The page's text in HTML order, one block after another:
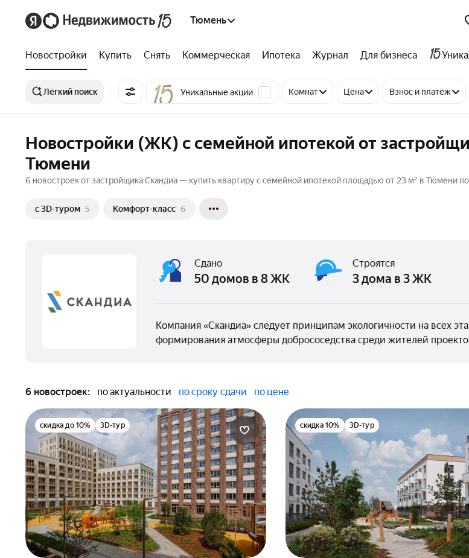
Тюмень
Новостройки Купить Снять Коммерческая Ипотека Журнал Для бизнеса
Лёгкий поиск Уникальные акции Комнат Цена Взнос и платёж
Новостройки (ЖК) с семейной ипотекой от
Тюмени
6 новостроек от застройщика Скандиа — купить квартиру с семейной ипотекой площадью от 23 м² в Тюмени
c 3D-туром 5 Комфорт-класс 6
Сдано
50 домов в 8 ЖК
Строятся
3 дома в 3 ЖК
Компания «Скандиа» следует принципам экологичности на всех
формирования атмосферы добрососедства среди жителей
6 новостроек: по актуальности по сроку сдачи по цене
скидка до 10% 3D-тур скидка 10% 3D-тур